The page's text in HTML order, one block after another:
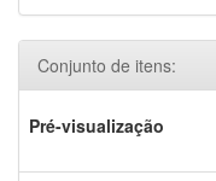
Conjunto de itens:
Pré-visualização